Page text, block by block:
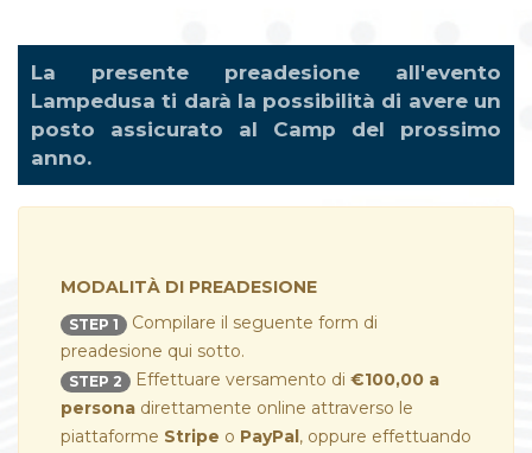
La presente preadesione all'evento
Lampedusa ti darà la possibilità di avere un
posto assicurato al Camp del prossimo
anno.
MODALITÀ DI PREADESIONE
STEP 1
Compilare il seguente form di
preadesione qui sotto.
STEP 2 Effettuare versamento di €100,00 a
persona direttamente online attraverso le
piattaforme Stripe o PayPal , oppure effettuando